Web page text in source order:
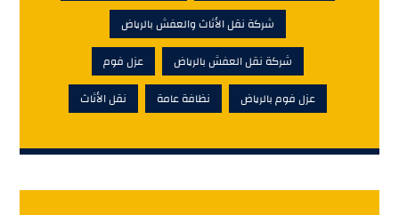
شركة نقل الأثاث والعفش بالرياض
شركة نقل العفش بالرياض
عزل فوم
عزل فوم بالرياض
نظافة عامة نقل الأثاث